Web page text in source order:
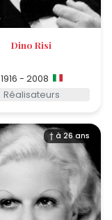
Dino Risi
1916 - 2008
Réalisateurs
† à 26 ans